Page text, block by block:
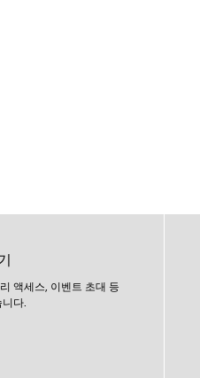
액세스, 이벤트 초대 등
다.